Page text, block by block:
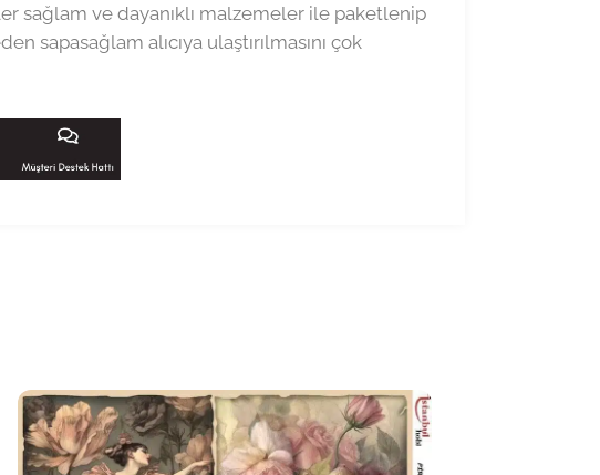
sağlam ve dayanıklı malzemeler ile paketlenip
alıcıya ulaştırılmasını çok